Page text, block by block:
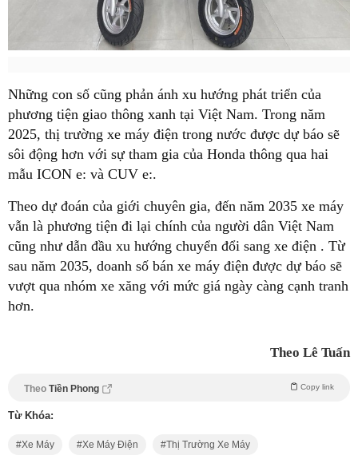
Những con số cũng phản ánh xu hướng phát triển của
phương tiện giao thông xanh tại Việt Nam. Trong năm
2025, thị trường xe máy điện trong nước được dự báo sẽ
sôi động hơn với sự tham gia của Honda thông qua hai
mẫu ICON e: và CUV e:.
Theo dự đoán của giới chuyên gia, đến năm 2035 xe máy
vẫn là phương tiện đi lại chính của người dân Việt Nam
cũng như dẫn đầu xu hướng chuyển đổi sang xe điện . Từ
sau năm 2035, doanh số bán xe máy điện được dự báo sẽ
vượt qua nhóm xe xăng với mức giá ngày càng cạnh tranh
hơn.
Theo Lê Tuấn
Theo Tiền Phong Copy link
Từ Khóa:
Xe Máy Xe Máy Điện Thị Trường Xe Máy